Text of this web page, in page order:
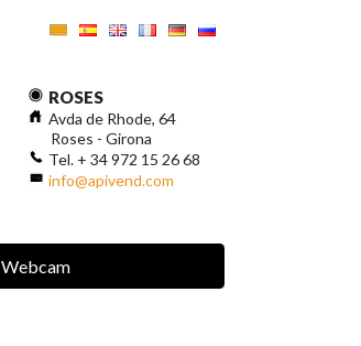
ROSES
Avda de Rhode, 64
Roses - Girona
Tel. + 34 972 15 26 68
info@apivend.com
Webcam